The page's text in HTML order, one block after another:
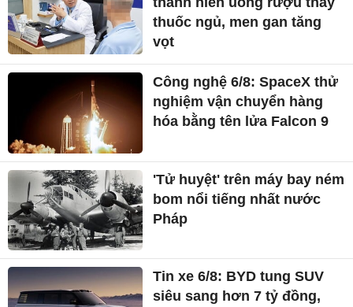
thuốc ngủ, men gan tăng
vọt
Công nghệ 6/8: SpaceX thử
nghiệm vận chuyển hàng
hóa bằng tên lửa Falcon 9
'Tử huyệt' trên máy bay ném
bom nổi tiếng nhất nước
Pháp
Tin xe 6/8: BYD tung SUV
siêu sang hơn 7 tỷ đồng,